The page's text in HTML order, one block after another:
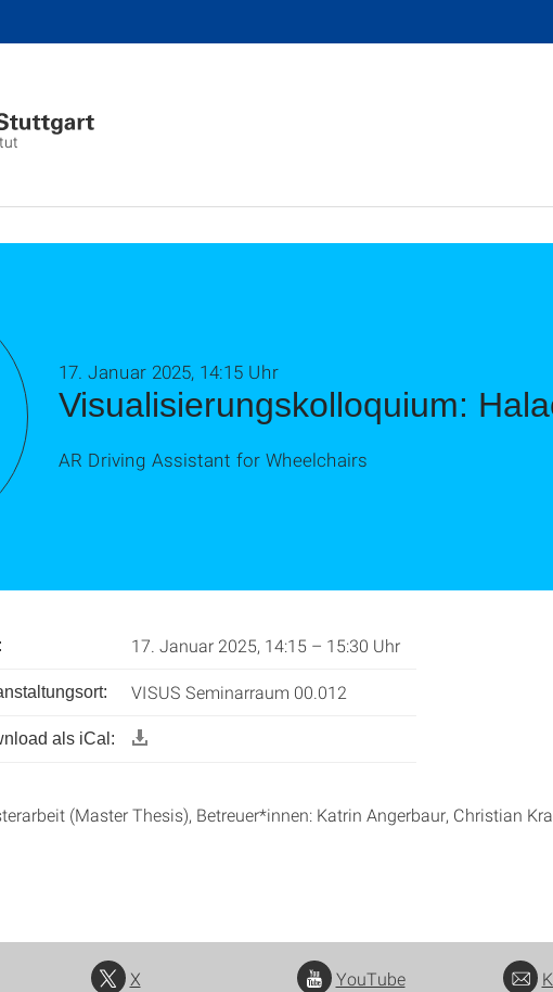
Visualisierungskolloquium:
17. Januar 2025, 14:15 Uhr
AR Driving Assistant for Wheelchairs
17. Januar 2025, 14:15 – 15:30 Uhr
VISUS Seminarraum 00.012
als iCal:
(Master Thesis), Betreuer*innen: Katrin Angerbaur, Christian
X YouTube